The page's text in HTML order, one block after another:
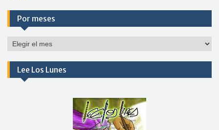
Por meses
Por
Lee Los Lunes